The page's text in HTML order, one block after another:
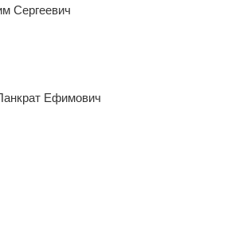
Сергеевич
Ефимович